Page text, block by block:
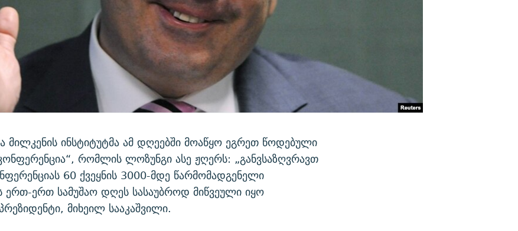
მილკენის ინსტიტუტმა ამ დღეებში მოაწყო ეგრეთ წოდებული
რომლის ლოზუნგი ასე ჟღერს: „განვსაზღვრავთ
60 ქვეყნის 3000-მდე წარმომადგენელი
ერთ-ერთ სამუშაო დღეს სასაუბროდ მიწვეული იყო
მიხეილ სააკაშვილი.